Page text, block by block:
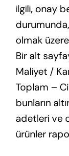
ilgili, onay
olmak
Bir alt
Maliyet /
Toplam –
bunların
adetleri ve
ürünler